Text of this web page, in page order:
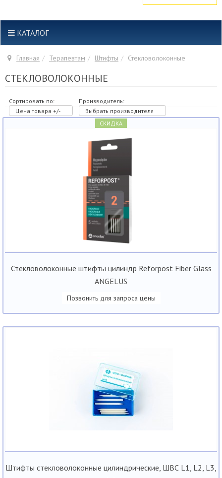
КАТАЛОГ
Главная Терапевтам Штифты Стекловолоконные
СТЕКЛОВОЛОКОННЫЕ
Сортировать по:
Цена товара +/-
Производитель:
Выбрать производителя
СКИДКА
Стекловолоконные штифты цилиндр Reforpost Fiber Glass
ANGELUS
Позвонить для запроса цены
Штифты стекловолоконные цилиндрические, ШВС L1, L2, L3,